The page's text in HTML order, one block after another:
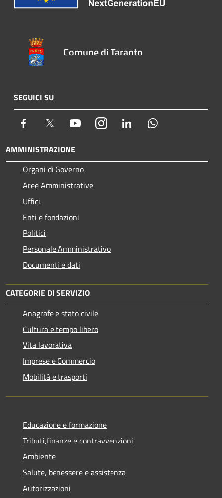
Comune di Taranto
SEGUICI SU
Facebook Twitter YoutubeInstagram LinkedIn
AMMINISTRAZIONE
Organi di Governo
Aree Amministrative
Uffici
Enti e fondazioni
Politici
Personale Amministrativo
Documenti e dati
CATEGORIE DI SERVIZIO
Anagrafe e stato civile
Cultura e tempo libero
Vita lavorativa
Imprese e Commercio
Mobilità e trasporti
Educazione e formazione
Tributi,finanze e contravvenzioni
Ambiente
Salute, benessere e assistenza
Autorizzazioni